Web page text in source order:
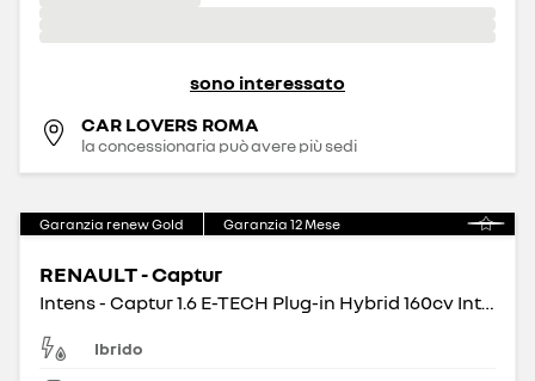
sono interessato
CAR LOVERS ROMA
la concessionaria può avere più sedi
Garanzia renew Gold Garanzia 12Mese
RENAULT - Captur
Intens - Captur 1.6 E-TECH Plug-in Hybrid 160cv Intens Auto
Ibrido